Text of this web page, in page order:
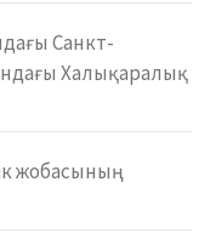
Санкт-
Халықаралық
жобасының